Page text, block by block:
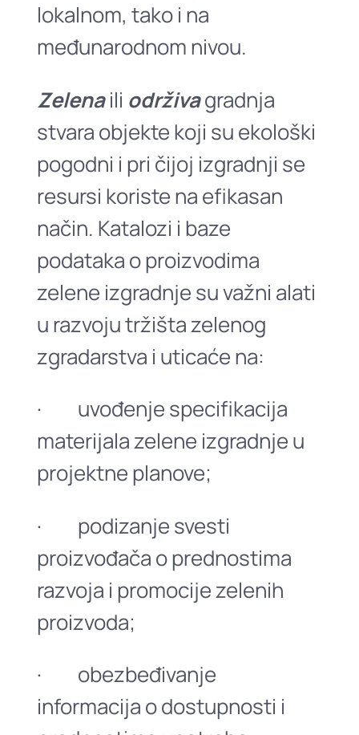
lokalnom, tako i na
međunarodnom nivou.
Zelenaili održivagradnja
stvara objekte koji su ekološki
pogodni i pri čijoj izgradnji se
resursi koriste na efikasan
način. Katalozi i baze
podataka o proizvodima
zelene izgradnje su važni alati
u razvoju tržišta zelenog
zgradarstva i uticaće na:
· uvođenje specifikacija
materijala zelene izgradnje u
projektne planove;
· podizanje svesti
proizvođača o prednostima
razvoja i promocije zelenih
proizvoda;
· obezbeđivanje
informacija o dostupnosti i